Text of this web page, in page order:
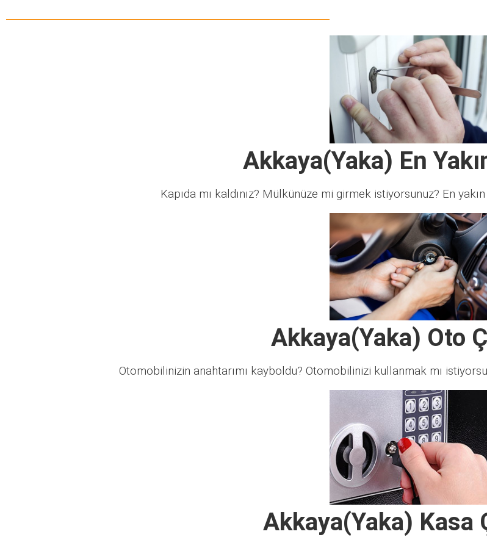
Akkaya(Yaka) En
Kapıda mı kaldınız? Mülkünüze mi girmek istiyorsunuz? En
Akkaya(Yaka) Oto
Otomobilinizin anahtarımı kayboldu? Otomobilinizi kullanmak mı
Akkaya(Yaka) Kasa